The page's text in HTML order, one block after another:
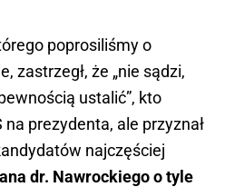
poprosiliśmy o
zastrzegł, że „nie sądzi,
ustalić”, kto
prezydenta, ale przyznał
najczęściej
dr. Nawrockiego o tyle